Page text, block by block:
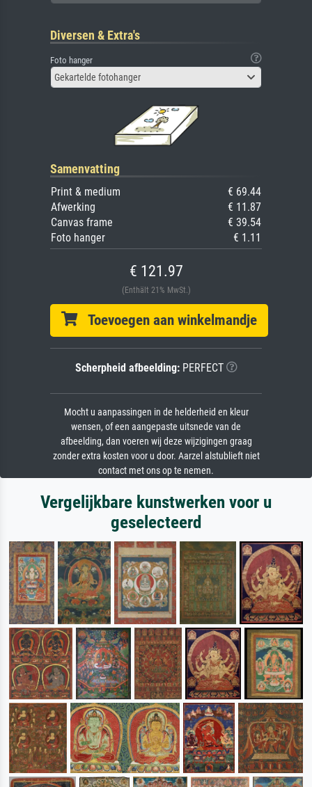
Diversen & Extra's
Foto hanger
Gekartelde fotohanger
Samenvatting
Print & medium
€ 69.44
Afwerking
€ 11.87
Canvas frame
€ 39.54
Foto hanger
€ 1.11
€ 121.97
(Enthält 21% MwSt.)
Toevoegen aan winkelmandje
Scherpheid afbeelding:PERFECT
Mocht u aanpassingen in de helderheid en kleur
wensen, of een aangepaste uitsnede van de
afbeelding, dan voeren wij deze wijzigingen graag
zonder extra kosten voor u door. Aarzel alstublieft niet
contact met ons op te nemen.
Vergelijkbare kunstwerken voor u
geselecteerd